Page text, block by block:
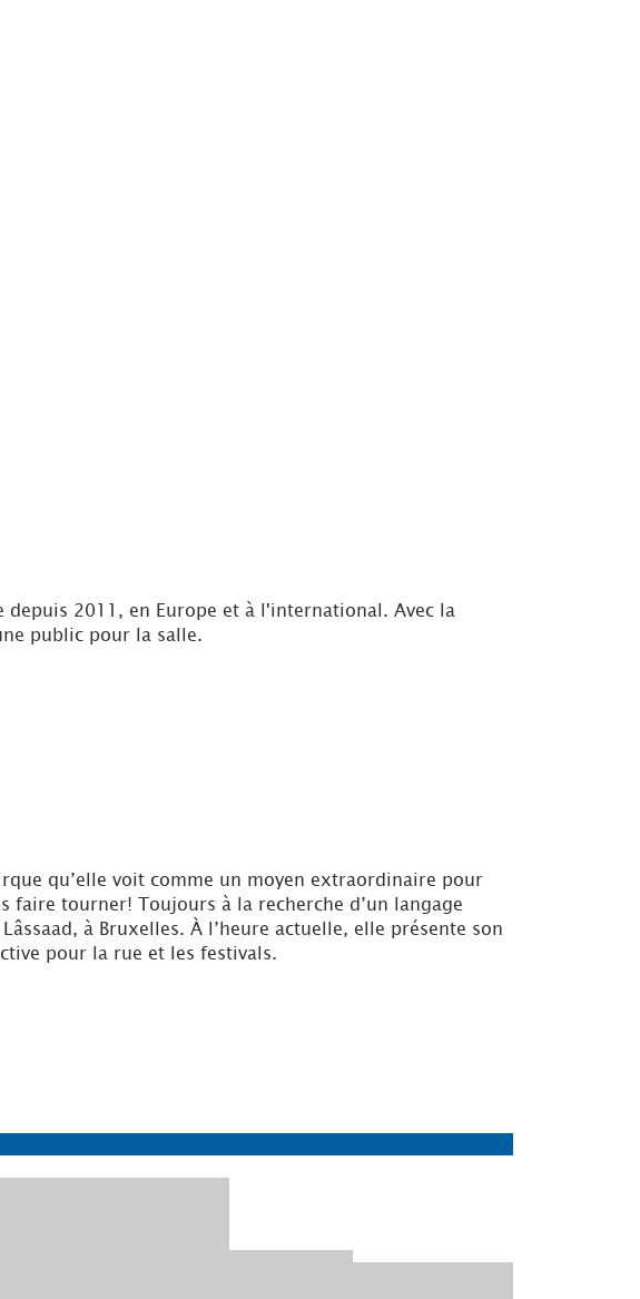
2011, en Europe et à l'international. Avec la
public pour la salle.
qu’elle voit comme un moyen extraordinaire pour
faire tourner! Toujours à la recherche d’un langage
à Bruxelles. À l’heure actuelle, elle présente son
pour la rue et les festivals.